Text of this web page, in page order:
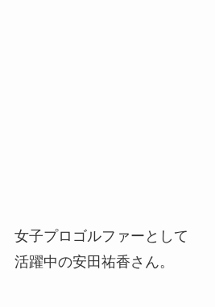
女子プロゴルファーとして
活躍中の安田祐香さん。